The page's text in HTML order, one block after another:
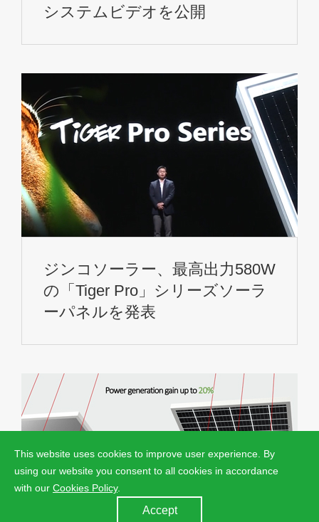
This website uses cookies to improve user experience. By
using our website you consent to all cookies in accordance
with our Cookies Policy.
Accept
システムビデオを公開
ジンコソーラー、最高出力580W
の「Tiger Pro」シリーズソーラ
ーパネルを発表